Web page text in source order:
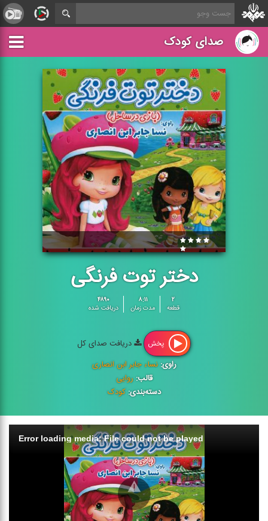
صدای کودک
دختر توت فرنگی
۲
قطعه
۸:۱۱
مدت زمان
۴۸۹۰
دریافت شده
پخش
دریافت صدای کل
راوی: نساء جابر ابن انصاری
قالب: روایی
دسته‌بندی: کودک
Error loading media: File could not be played